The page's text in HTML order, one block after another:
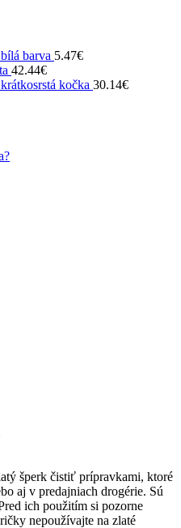
barva 5.47€
42.44€
kočka 30.14€
šperk čistiť prípravkami, ktoré
aj v predajniach drogérie. Sú
ich použitím si pozorne
nepoužívajte na zlaté